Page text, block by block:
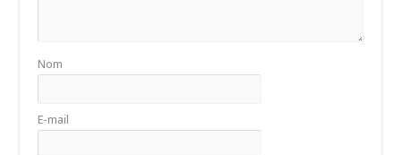
Nom
E-mail